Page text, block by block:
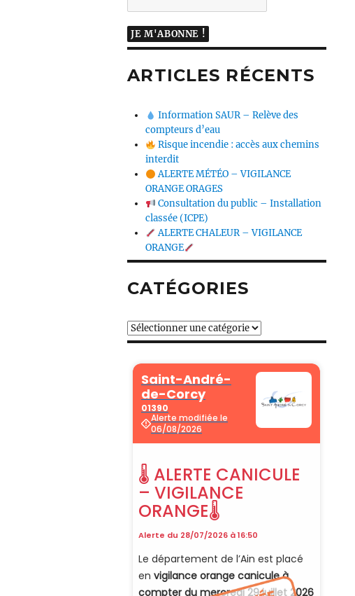
ARTICLES RÉCENTS
Information SAUR – Relève des
compteurs d’eau
Risque incendie : accès aux chemins
interdit
ALERTE MÉTÉO – VIGILANCE
ORANGE ORAGES
Consultation du public – Installation
classée (ICPE)
ALERTE CHALEUR – VIGILANCE
ORANGE
CATÉGORIES
Catégories